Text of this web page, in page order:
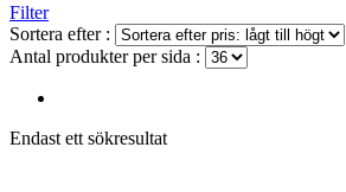
Filter
Sortera efter :
Antal produkter per sida :
Endast ett sökresultat